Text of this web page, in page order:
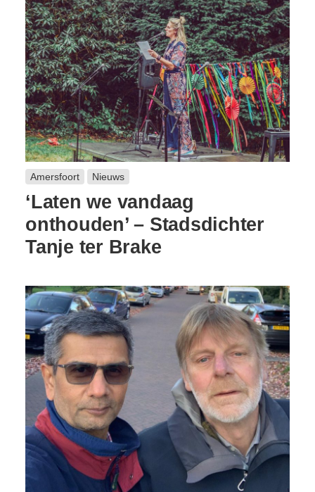
Amersfoort Nieuws
‘Laten we vandaag
onthouden’ – Stadsdichter
Tanje ter Brake